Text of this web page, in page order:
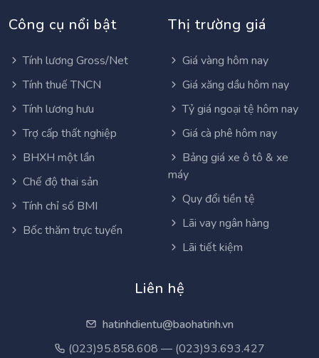
Công cụ nổi bật
Tính lương Gross/Net
Tính thuế TNCN
Tính lương hưu
Trợ cấp thất nghiệp
BHXH một lần
Chế độ thai sản
Tính chỉ số BMI
Bốc thăm trực tuyến
Thị trường giá
Giá vàng hôm nay
Giá xăng dầu hôm nay
Tỷ giá ngoại tệ hôm nay
Giá cà phê hôm nay
Bảng giá xe ô tô & xe
máy
Quy đổi tiền tệ
Lãi vay ngân hàng
Lãi tiết kiệm
Liên hệ
hatinhdientu@baohatinh.vn
(023)95.858.608 — (023)93.693.427